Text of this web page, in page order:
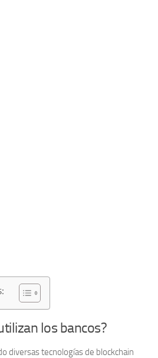
los bancos?
diversas tecnologías de blockchain